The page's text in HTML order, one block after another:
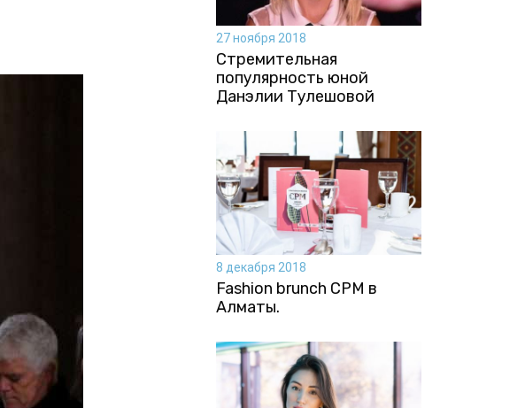
27 ноября 2018
Стремительная
популярность юной
Данэлии Тулешовой
8 декабря 2018
Fashion brunch CPM в
Алматы.